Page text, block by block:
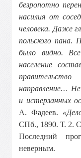
безропотно
насилия от
человека. Даже
польского пана.
было видно.
население
направление…
и истерзанных
А. Фадеев.
СПб., 1890. Т. 2.
Последний
неверным.